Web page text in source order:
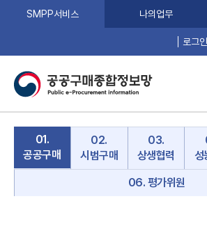
SMPP서비스 나의업무
로그인
01.
공공구매
02.
시범구매
03.
상생협력
성
06. 평가위원